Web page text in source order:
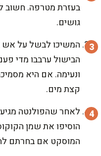
בעזרת מטרפה. חשוב
גושים.
הבישול ערבבו מדי
ונעימה. אם היא
קצת מים.
לאחר שהפולנטה
הוסיפו את שמן
המוסקט אם בחרתם